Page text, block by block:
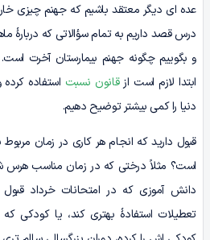
عده‌ ای دیگر معتقد باشیم که جهنم چیزی
درس قصد داریم به تمام سؤالاتی که دربارۀ
و بگوییم چگونه جهنم بیمارستان آخرت
ابتدا لازم است ازقانون نسبت استفاده
دنیا را کمی بیشتر توضیح دهیم.
قبول دارید که انجام هر کاری در زمان
است؟ مثلاً درختی که در زمان مناسب هرس
دانش‌ آموزی که در امتحانات خرداد
تعطیلات استفادۀ بهتری کند، یا کودکی